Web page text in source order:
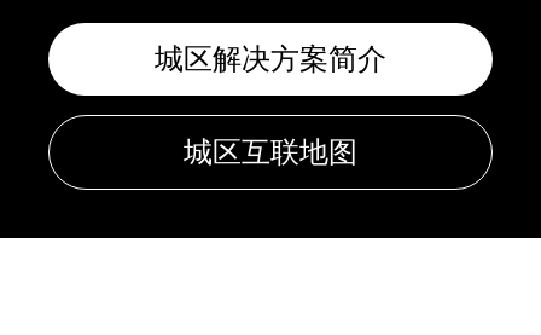
城区解决方案简介
城区互联地图